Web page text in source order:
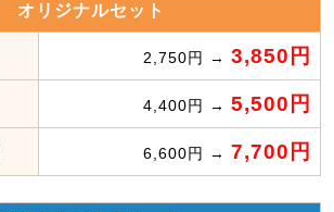
オリジナルセット
2,750円 → 3,850円
4,400円 → 5,500円
6,600円 → 7,700円